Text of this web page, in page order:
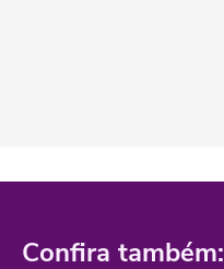
Confira também: